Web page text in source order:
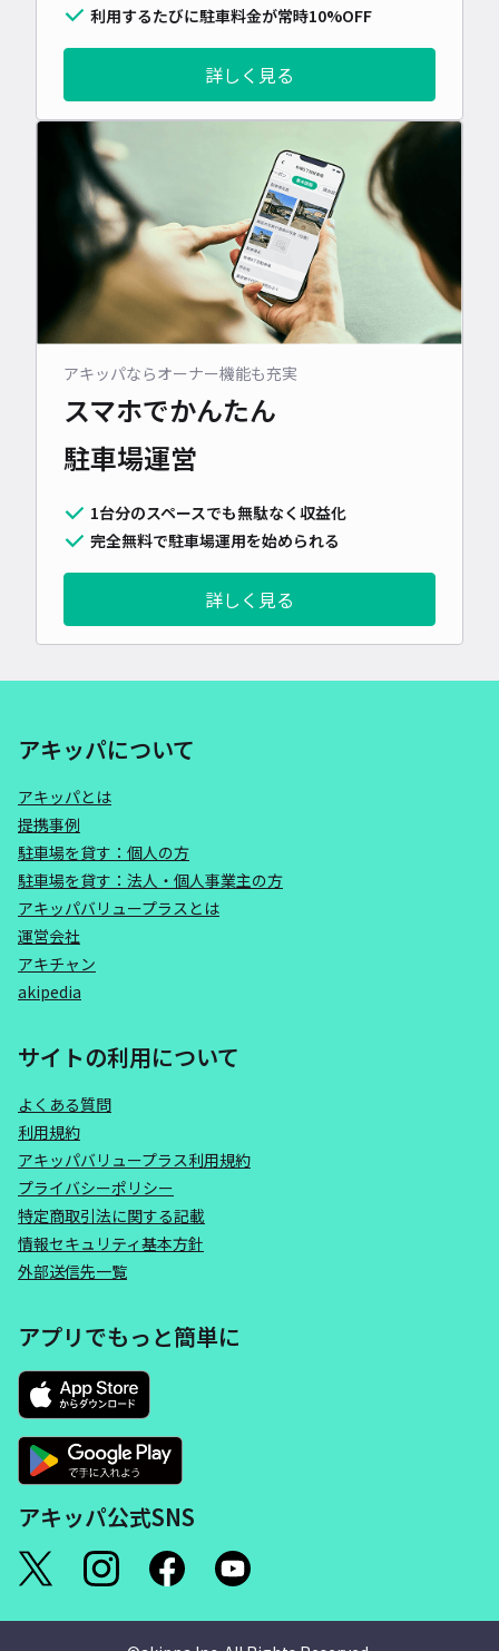
利用するたびに駐車料金が常時10%OFF
詳しく見る
アキッパならオーナー機能も充実
スマホでかんたん
駐車場運営
1台分のスペースでも無駄なく収益化
完全無料で駐車場運用を始められる
詳しく見る
アキッパについて
アキッパとは
提携事例
駐車場を貸す：個人の方
駐車場を貸す：法人・個人事業主の方
アキッパバリュープラスとは
運営会社
アキチャン
akipedia
サイトの利用について
よくある質問
利用規約
アキッパバリュープラス利用規約
プライバシーポリシー
特定商取引法に関する記載
情報セキュリティ基本方針
外部送信先一覧
アプリでもっと簡単に
アキッパ公式SNS